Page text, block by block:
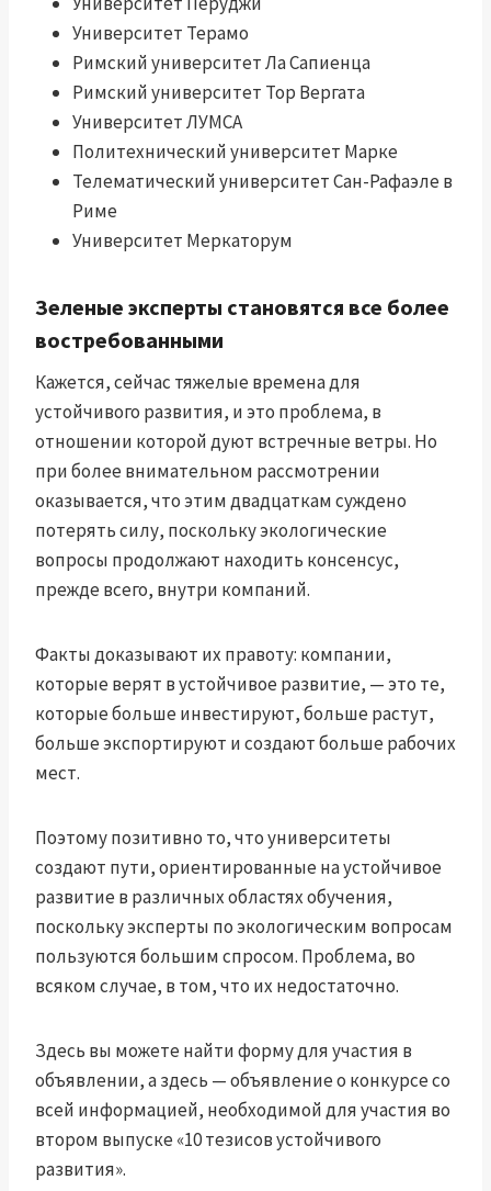
Университет Терамо
Римский университет Ла Сапиенца
Римский университет Тор Вергата
Университет ЛУМСА
Политехнический университет Марке
Телематический университет Сан-Рафаэле в
Риме
Университет Меркаторум
Зеленые эксперты становятся все более
востребованными
Кажется, сейчас тяжелые времена для
устойчивого развития, и это проблема, в
отношении которой дуют встречные ветры. Но
при более внимательном рассмотрении
оказывается, что этим двадцаткам суждено
потерять силу, поскольку экологические
вопросы продолжают находить консенсус,
прежде всего, внутри компаний.
Факты доказывают их правоту: компании,
которые верят в устойчивое развитие, — это те,
которые больше инвестируют, больше растут,
больше экспортируют и создают больше рабочих
мест.
Поэтому позитивно то, что университеты
создают пути, ориентированные на устойчивое
развитие в различных областях обучения,
поскольку эксперты по экологическим вопросам
пользуются большим спросом. Проблема, во
всяком случае, в том, что их недостаточно.
Здесь вы можете найти форму для участия в
объявлении, а здесь — объявление о конкурсе со
всей информацией, необходимой для участия во
втором выпуске «10 тезисов устойчивого
развития».